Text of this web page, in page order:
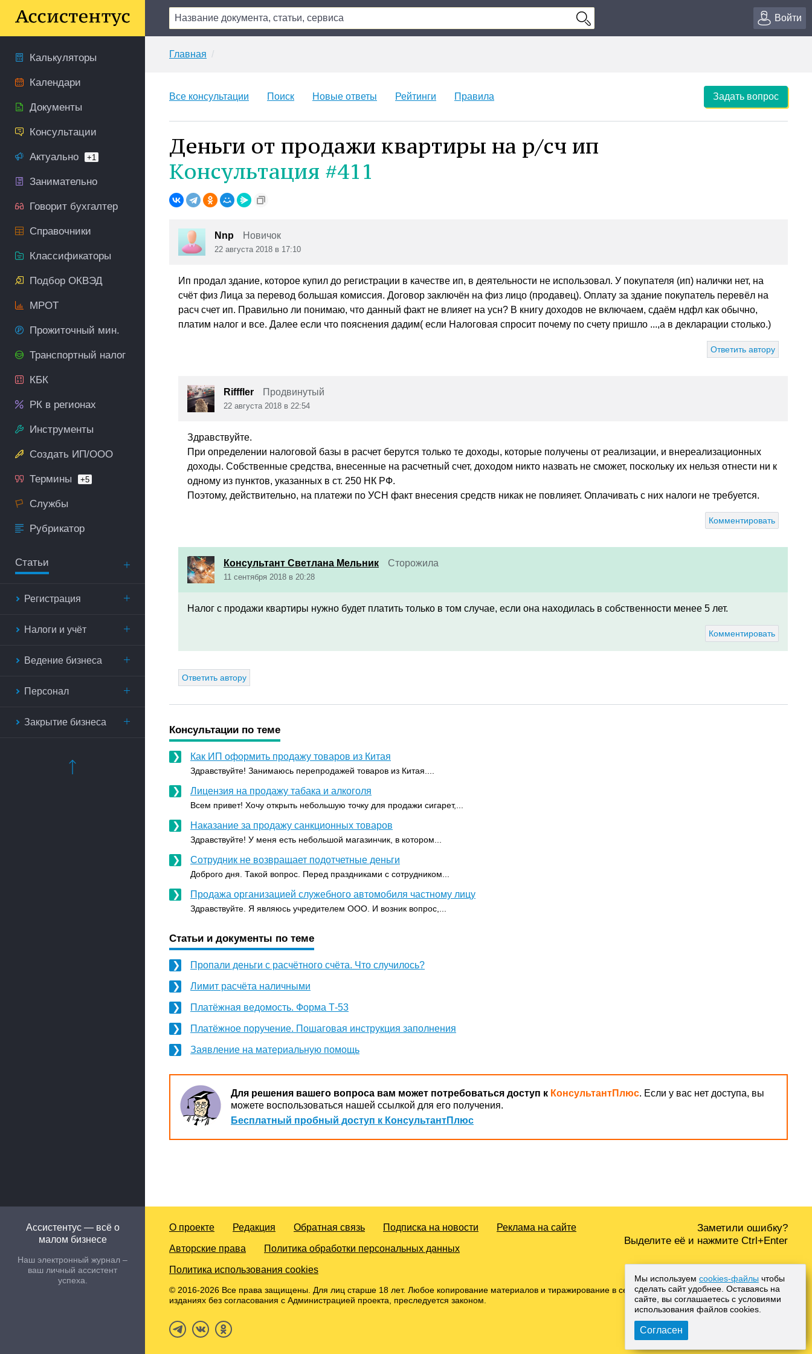
Войти
Калькуляторы
Календари
Документы
Консультации
Актуально +1
Занимательно
Говорит бухгалтер
Справочники
Классификаторы
Подбор ОКВЭД
МРОТ
Прожиточный мин.
Транспортный налог
КБК
РК в регионах
Инструменты
Создать ИП/ООО
Термины +5
Службы
Рубрикатор
Статьи
Регистрация
Налоги и учёт
Ведение бизнеса
Персонал
Закрытие бизнеса
Главная
Все консультации Поиск Новые ответы Рейтинги Правила Задать вопрос
Деньги от продажи квартиры на р/сч ип
Консультация #411
Nnp Новичок
22 августа 2018 в 17:10
Ип продал здание, которое купил до регистрации в качестве ип, в деятельности не использовал. У покупателя (ип) налички нет, на
счёт физ Лица за перевод большая комиссия. Договор заключён на физ лицо (продавец). Оплату за здание покупатель перевёл на
расч счет ип. Правильно ли понимаю, что данный факт не влияет на усн? В книгу доходов не включаем, сдаём ндфл как обычно,
платим налог и все. Далее если что пояснения дадим( если Налоговая спросит почему по счету пришло ...,а в декларации столько.)
Ответить автору
Rifffler Продвинутый
22 августа 2018 в 22:54
Здравствуйте.
При определении налоговой базы в расчет берутся только те доходы, которые получены от реализации, и внереализационных
доходы. Собственные средства, внесенные на расчетный счет, доходом никто назвать не сможет, поскольку их нельзя отнести ни к
одному из пунктов, указанных в ст. 250 НК РФ.
Поэтому, действительно, на платежи по УСН факт внесения средств никак не повлияет. Оплачивать с них налоги не требуется.
Комментировать
Консультант Светлана Мельник Сторожила
11 сентября 2018 в 20:28
Налог с продажи квартиры нужно будет платить только в том случае, если она находилась в собственности менее 5 лет.
Комментировать
Ответить автору
Консультации по теме
Как ИП оформить продажу товаров из Китая
Здравствуйте! Занимаюсь перепродажей товаров из Китая....
Лицензия на продажу табака и алкоголя
Всем привет! Хочу открыть небольшую точку для продажи сигарет,...
Наказание за продажу санкционных товаров
Здравствуйте! У меня есть небольшой магазинчик, в котором...
Сотрудник не возвращает подотчетные деньги
Доброго дня. Такой вопрос. Перед праздниками с сотрудником...
Продажа организацией служебного автомобиля частному лицу
Здравствуйте. Я являюсь учредителем ООО. И возник вопрос,...
Статьи и документы по теме
Пропали деньги с расчётного счёта. Что случилось?
Лимит расчёта наличными
Платёжная ведомость. Форма Т-53
Платёжное поручение. Пошаговая инструкция заполнения
Заявление на материальную помощь
Для решения вашего вопроса вам может потребоваться доступ к КонсультантПлюс. Если у вас нет доступа, вы
можете воспользоваться нашей ссылкой для его получения.
Бесплатный пробный доступ к КонсультантПлюс
Ассистентус — всё о
малом бизнесе
Наш электронный журнал –
ваш личный ассистент
успеха.
Заметили ошибку?
Выделите её и нажмите Ctrl+Enter
О проекте Редакция Обратная связь Подписка на новости Реклама на сайте
Авторские права Политика обработки персональных данных
Политика использования cookies
© 2016-2026 Все права защищены. Для лиц старше 18 лет. Любое копирование материалов и тиражирование в сети Интернет, либо печатных
изданиях без согласования с Администрацией проекта, преследуется законом.
Мы используем cookies-файлы чтобы
сделать сайт удобнее. Оставаясь на
сайте, вы соглашаетесь с условиями
использования файлов cооkies.
Согласен